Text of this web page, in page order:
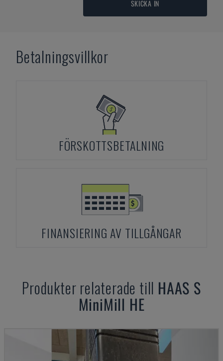
SKICKA IN
Betalningsvillkor
FÖRSKOTTSBETALNING
FINANSIERING AV TILLGÅNGAR
Produkter relaterade till HAAS S
MiniMill HE